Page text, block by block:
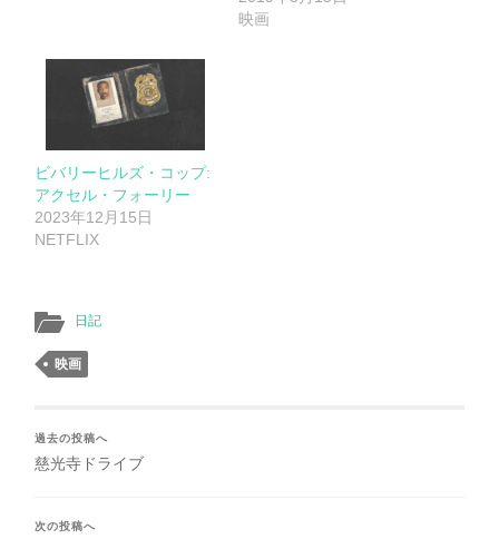
映画
ビバリーヒルズ・コップ:
アクセル・フォーリー
2023年12月15日
NETFLIX
日記
映画
過去の投稿へ
慈光寺ドライブ
次の投稿へ